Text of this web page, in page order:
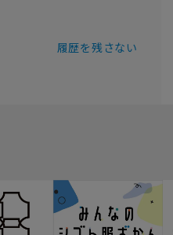
履歴を残さない